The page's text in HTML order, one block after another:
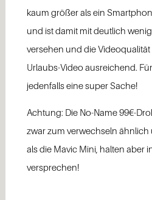
kaum größer als ein
und ist damit mit deutlich
versehen und die
Urlaubs-Video ausreichend.
jedenfalls eine super Sache!
Achtung: Die No-Name 99€-
zwar zum verwechseln
als die Mavic Mini, halten aber
versprechen!